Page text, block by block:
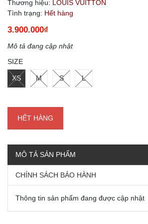
Thương hiệu:
LOUIS VUITTON
Tình trạng: Hết hàng
3.900.000₫
Mô tả đang cập nhật
SIZE
XS M S L
HẾT HÀNG
MÔ TẢ SẢN PHẨM
CHÍNH SÁCH BẢO HÀNH
Thông tin sản phẩm đang được cập nhật